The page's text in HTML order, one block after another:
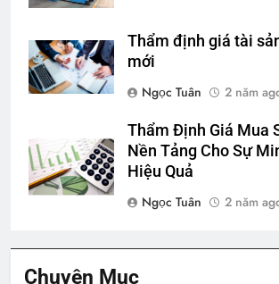
Thẩm định giá tài
mới
Ngọc Tuân
2 năm
Thẩm Định Giá Mua
Nền Tảng Cho Sự
Hiệu Quả
Ngọc Tuân
2 năm
Chuyên Mục